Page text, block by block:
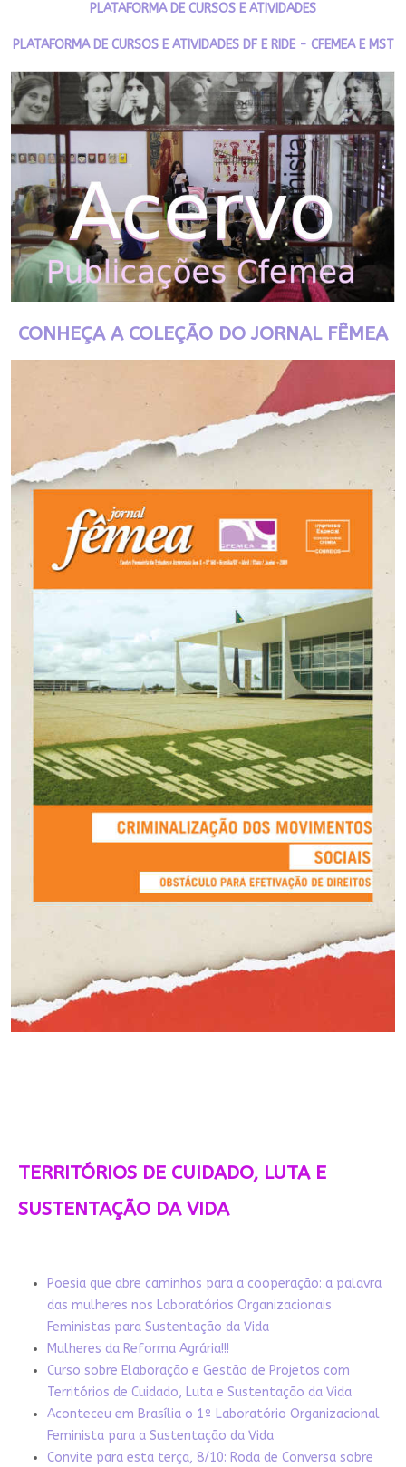
PLATAFORMA DE CURSOS E ATIVIDADES
PLATAFORMA DE CURSOS E ATIVIDADES DF E RIDE - CFEMEA E MST
CONHEÇA A COLEÇÃO DO JORNAL FÊMEA
TERRITÓRIOS DE CUIDADO, LUTA E
SUSTENTAÇÃO DA VIDA
Poesia que abre caminhos para a cooperação: a palavra
das mulheres nos Laboratórios Organizacionais
Feministas para Sustentação da Vida
Mulheres da Reforma Agrária!!!
Curso sobre Elaboração e Gestão de Projetos com
Territórios de Cuidado, Luta e Sustentação da Vida
Aconteceu em Brasília o 1º Laboratório Organizacional
Feminista para a Sustentação da Vida
Convite para esta terça, 8/10: Roda de Conversa sobre